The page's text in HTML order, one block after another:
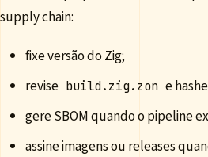
supply chain:
fixe versão do Zig;
revise build.zig.zon e
gere SBOM quando o pipeline
assine imagens ou releases